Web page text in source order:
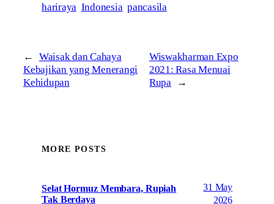
hariraya Indonesia pancasila
←
Waisak dan Cahaya
Kebajikan yang Menerangi
Kehidupan
Wiswakharman Expo
2021: Rasa Menuai
Rupa
→
MORE POSTS
Selat Hormuz Membara, Rupiah
Tak Berdaya
31 May
2026